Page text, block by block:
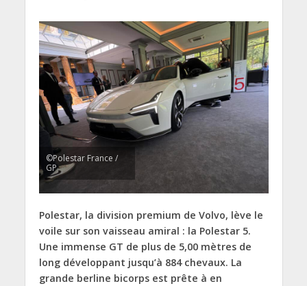
©Polestar France /
GP
Polestar, la division premium de Volvo, lève le
voile sur son vaisseau amiral : la Polestar 5.
Une immense GT de plus de 5,00 mètres de
long développant jusqu’à 884 chevaux. La
grande berline bicorps est prête à en